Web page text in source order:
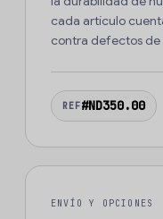
cada artículo
contra defectos
REF#ND350.00
ENVÍO Y OPCIONES